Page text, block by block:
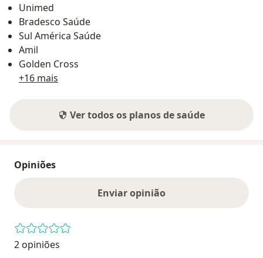
Unimed
Bradesco Saúde
Sul América Saúde
Amil
Golden Cross
+16 mais
Ver todos os planos de saúde
Opiniões
Enviar opinião
2 opiniões